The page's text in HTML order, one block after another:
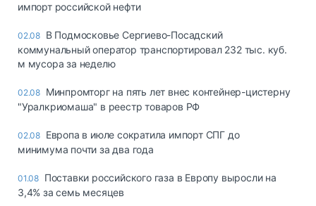
импорт российской нефти
02.08 В Подмосковье Сергиево-Посадский
коммунальный оператор транспортировал 232 тыс. куб.
м мусора за неделю
02.08 Минпромторг на пять лет внес контейнер-цистерну
"Уралкриомаша" в реестр товаров РФ
02.08 Европа в июле сократила импорт СПГ до
минимума почти за два года
01.08 Поставки российского газа в Европу выросли на
3,4% за семь месяцев